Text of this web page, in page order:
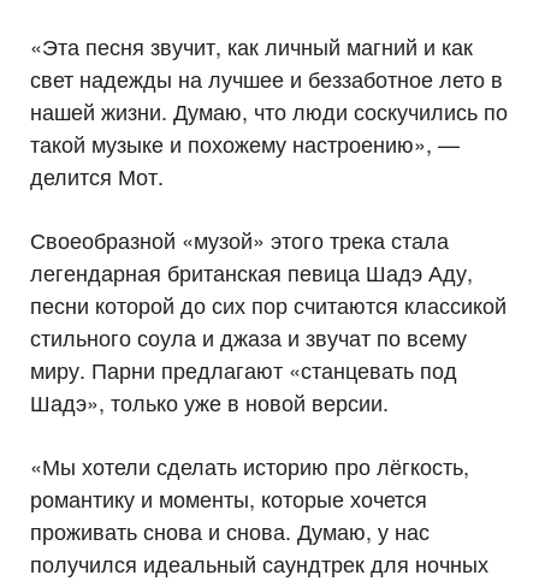
«Эта песня звучит, как личный магний и как
свет надежды на лучшее и беззаботное лето в
нашей жизни. Думаю, что люди соскучились по
такой музыке и похожему настроению», —
делится Мот.
Своеобразной «музой» этого трека стала
легендарная британская певица Шадэ Аду,
песни которой до сих пор считаются классикой
стильного соула и джаза и звучат по всему
миру. Парни предлагают «станцевать под
Шадэ», только уже в новой версии.
«Мы хотели сделать историю про лёгкость,
романтику и моменты, которые хочется
проживать снова и снова. Думаю, у нас
получился идеальный саундтрек для ночных